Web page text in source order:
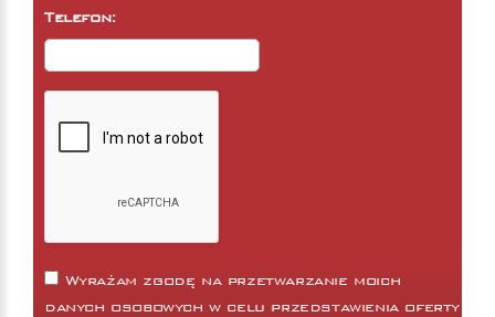
Telefon:
Wyrażam zgodę na przetwarzanie moich
danych osobowych w celu przedstawienia oferty